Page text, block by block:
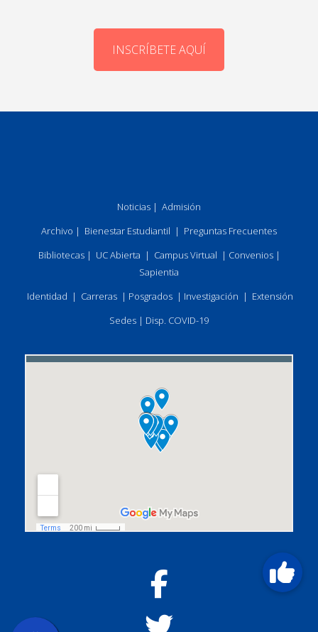
INSCRÍBETE AQUÍ
Noticias | Admisión
Archivo | Bienestar Estudiantil | Preguntas Frecuentes
Bibliotecas| UC Abierta | Campus Virtual | Convenios|
Sapientia
Identidad | Carreras | Posgrados | Investigación | Extensión
Sedes | Disp. COVID-19